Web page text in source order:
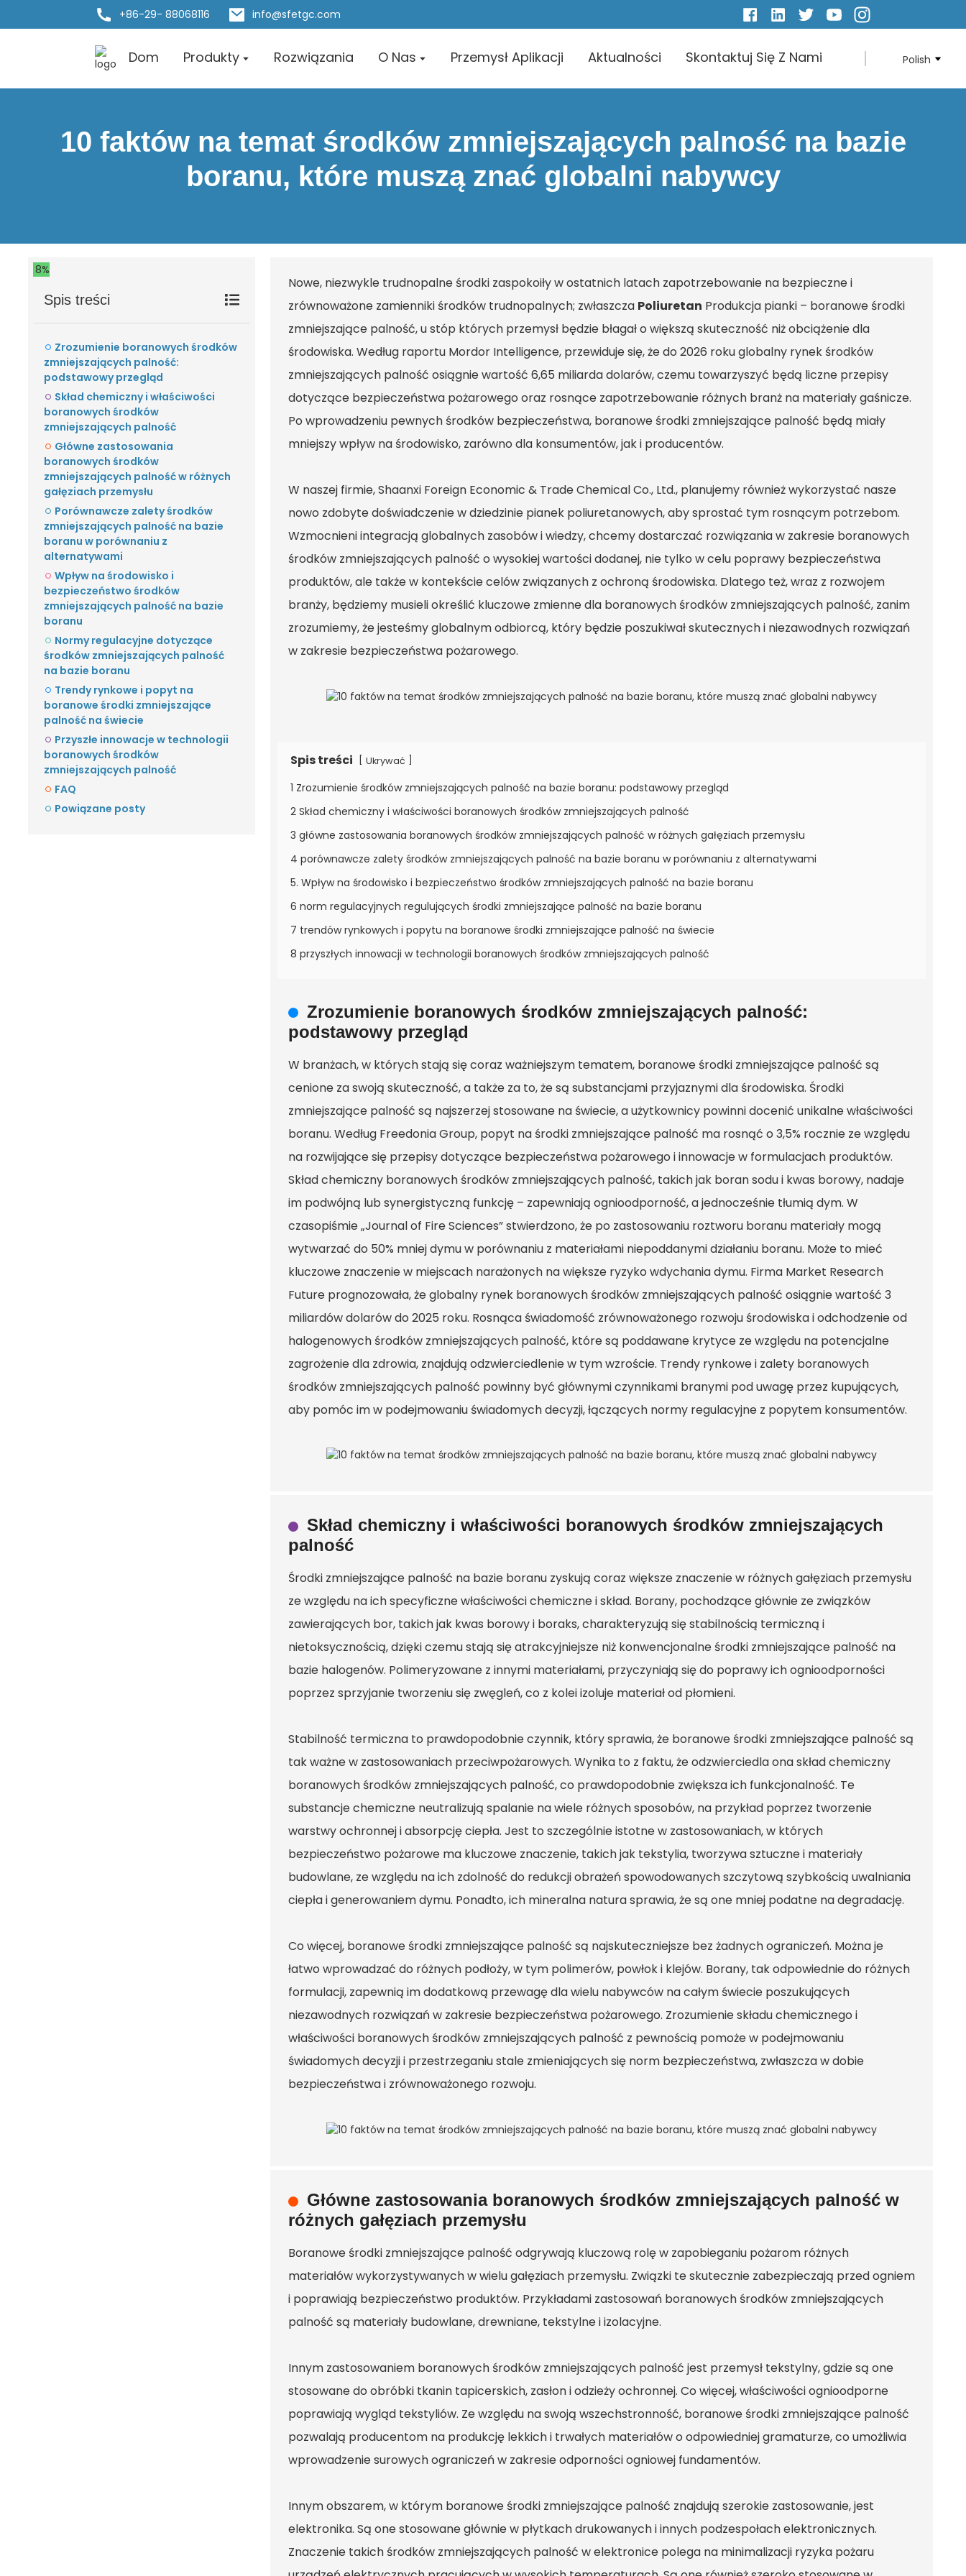
+86-29- 88068116 info@sfetgc.com
Dom Produkty Rozwiązania O Nas Przemysł Aplikacji Aktualności Skontaktuj Się Z Nami Polish
10 faktów na temat środków zmniejszających palność na bazie
boranu, które muszą znać globalni nabywcy
8%
Spis treści
Zrozumienie boranowych środków
zmniejszających palność:
podstawowy przegląd
Skład chemiczny i właściwości
boranowych środków
zmniejszających palność
Główne zastosowania
boranowych środków
zmniejszających palność w różnych
gałęziach przemysłu
Porównawcze zalety środków
zmniejszających palność na bazie
boranu w porównaniu z
alternatywami
Wpływ na środowisko i
bezpieczeństwo środków
zmniejszających palność na bazie
boranu
Normy regulacyjne dotyczące
środków zmniejszających palność
na bazie boranu
Trendy rynkowe i popyt na
boranowe środki zmniejszające
palność na świecie
Przyszłe innowacje w technologii
boranowych środków
zmniejszających palność
FAQ
Powiązane posty
Nowe, niezwykle trudnopalne środki zaspokoiły w ostatnich latach zapotrzebowanie na bezpieczne i
zrównoważone zamienniki środków trudnopalnych; zwłaszcza Poliuretan Produkcja pianki – boranowe środki
zmniejszające palność, u stóp których przemysł będzie błagał o większą skuteczność niż obciążenie dla
środowiska. Według raportu Mordor Intelligence, przewiduje się, że do 2026 roku globalny rynek środków
zmniejszających palność osiągnie wartość 6,65 miliarda dolarów, czemu towarzyszyć będą liczne przepisy
dotyczące bezpieczeństwa pożarowego oraz rosnące zapotrzebowanie różnych branż na materiały gaśnicze.
Po wprowadzeniu pewnych środków bezpieczeństwa, boranowe środki zmniejszające palność będą miały
mniejszy wpływ na środowisko, zarówno dla konsumentów, jak i producentów.
W naszej firmie, Shaanxi Foreign Economic & Trade Chemical Co., Ltd., planujemy również wykorzystać nasze
nowo zdobyte doświadczenie w dziedzinie pianek poliuretanowych, aby sprostać tym rosnącym potrzebom.
Wzmocnieni integracją globalnych zasobów i wiedzy, chcemy dostarczać rozwiązania w zakresie boranowych
środków zmniejszających palność o wysokiej wartości dodanej, nie tylko w celu poprawy bezpieczeństwa
produktów, ale także w kontekście celów związanych z ochroną środowiska. Dlatego też, wraz z rozwojem
branży, będziemy musieli określić kluczowe zmienne dla boranowych środków zmniejszających palność, zanim
zrozumiemy, że jesteśmy globalnym odbiorcą, który będzie poszukiwał skutecznych i niezawodnych rozwiązań
w zakresie bezpieczeństwa pożarowego.
Spis treści Ukrywać
1 Zrozumienie środków zmniejszających palność na bazie boranu: podstawowy przegląd
2 Skład chemiczny i właściwości boranowych środków zmniejszających palność
3 główne zastosowania boranowych środków zmniejszających palność w różnych gałęziach przemysłu
4 porównawcze zalety środków zmniejszających palność na bazie boranu w porównaniu z alternatywami
5. Wpływ na środowisko i bezpieczeństwo środków zmniejszających palność na bazie boranu
6 norm regulacyjnych regulujących środki zmniejszające palność na bazie boranu
7 trendów rynkowych i popytu na boranowe środki zmniejszające palność na świecie
8 przyszłych innowacji w technologii boranowych środków zmniejszających palność
Zrozumienie boranowych środków zmniejszających palność:
podstawowy przegląd
W branżach, w których stają się coraz ważniejszym tematem, boranowe środki zmniejszające palność są
cenione za swoją skuteczność, a także za to, że są substancjami przyjaznymi dla środowiska. Środki
zmniejszające palność są najszerzej stosowane na świecie, a użytkownicy powinni docenić unikalne właściwości
boranu. Według Freedonia Group, popyt na środki zmniejszające palność ma rosnąć o 3,5% rocznie ze względu
na rozwijające się przepisy dotyczące bezpieczeństwa pożarowego i innowacje w formulacjach produktów.
Skład chemiczny boranowych środków zmniejszających palność, takich jak boran sodu i kwas borowy, nadaje
im podwójną lub synergistyczną funkcję – zapewniają ognioodporność, a jednocześnie tłumią dym. W
czasopiśmie „Journal of Fire Sciences” stwierdzono, że po zastosowaniu roztworu boranu materiały mogą
wytwarzać do 50% mniej dymu w porównaniu z materiałami niepoddanymi działaniu boranu. Może to mieć
kluczowe znaczenie w miejscach narażonych na większe ryzyko wdychania dymu. Firma Market Research
Future prognozowała, że ​​globalny rynek boranowych środków zmniejszających palność osiągnie wartość 3
miliardów dolarów do 2025 roku. Rosnąca świadomość zrównoważonego rozwoju środowiska i odchodzenie od
halogenowych środków zmniejszających palność, które są poddawane krytyce ze względu na potencjalne
zagrożenie dla zdrowia, znajdują odzwierciedlenie w tym wzroście. Trendy rynkowe i zalety boranowych
środków zmniejszających palność powinny być głównymi czynnikami branymi pod uwagę przez kupujących,
aby pomóc im w podejmowaniu świadomych decyzji, łączących normy regulacyjne z popytem konsumentów.
Skład chemiczny i właściwości boranowych środków zmniejszających
palność
Środki zmniejszające palność na bazie boranu zyskują coraz większe znaczenie w różnych gałęziach przemysłu
ze względu na ich specyficzne właściwości chemiczne i skład. Borany, pochodzące głównie ze związków
zawierających bor, takich jak kwas borowy i boraks, charakteryzują się stabilnością termiczną i
nietoksycznością, dzięki czemu stają się atrakcyjniejsze niż konwencjonalne środki zmniejszające palność na
bazie halogenów. Polimeryzowane z innymi materiałami, przyczyniają się do poprawy ich ognioodporności
poprzez sprzyjanie tworzeniu się zwęgleń, co z kolei izoluje materiał od płomieni.
Stabilność termiczna to prawdopodobnie czynnik, który sprawia, że ​​boranowe środki zmniejszające palność są
tak ważne w zastosowaniach przeciwpożarowych. Wynika to z faktu, że odzwierciedla ona skład chemiczny
boranowych środków zmniejszających palność, co prawdopodobnie zwiększa ich funkcjonalność. Te
substancje chemiczne neutralizują spalanie na wiele różnych sposobów, na przykład poprzez tworzenie
warstwy ochronnej i absorpcję ciepła. Jest to szczególnie istotne w zastosowaniach, w których
bezpieczeństwo pożarowe ma kluczowe znaczenie, takich jak tekstylia, tworzywa sztuczne i materiały
budowlane, ze względu na ich zdolność do redukcji obrażeń spowodowanych szczytową szybkością uwalniania
ciepła i generowaniem dymu. Ponadto, ich mineralna natura sprawia, że ​​są one mniej podatne na degradację.
Co więcej, boranowe środki zmniejszające palność są najskuteczniejsze bez żadnych ograniczeń. Można je
łatwo wprowadzać do różnych podłoży, w tym polimerów, powłok i klejów. Borany, tak odpowiednie do różnych
formulacji, zapewnią im dodatkową przewagę dla wielu nabywców na całym świecie poszukujących
niezawodnych rozwiązań w zakresie bezpieczeństwa pożarowego. Zrozumienie składu chemicznego i
właściwości boranowych środków zmniejszających palność z pewnością pomoże w podejmowaniu
świadomych decyzji i przestrzeganiu stale zmieniających się norm bezpieczeństwa, zwłaszcza w dobie
bezpieczeństwa i zrównoważonego rozwoju.
Główne zastosowania boranowych środków zmniejszających palność w
różnych gałęziach przemysłu
Boranowe środki zmniejszające palność odgrywają kluczową rolę w zapobieganiu pożarom różnych
materiałów wykorzystywanych w wielu gałęziach przemysłu. Związki te skutecznie zabezpieczają przed ogniem
i poprawiają bezpieczeństwo produktów. Przykładami zastosowań boranowych środków zmniejszających
palność są materiały budowlane, drewniane, tekstylne i izolacyjne.
Innym zastosowaniem boranowych środków zmniejszających palność jest przemysł tekstylny, gdzie są one
stosowane do obróbki tkanin tapicerskich, zasłon i odzieży ochronnej. Co więcej, właściwości ognioodporne
poprawiają wygląd tekstyliów. Ze względu na swoją wszechstronność, boranowe środki zmniejszające palność
pozwalają producentom na produkcję lekkich i trwałych materiałów o odpowiedniej gramaturze, co umożliwia
wprowadzenie surowych ograniczeń w zakresie odporności ogniowej fundamentów.
Innym obszarem, w którym boranowe środki zmniejszające palność znajdują szerokie zastosowanie, jest
elektronika. Są one stosowane głównie w płytkach drukowanych i innych podzespołach elektronicznych.
Znaczenie takich środków zmniejszających palność w elektronice polega na minimalizacji ryzyka pożaru